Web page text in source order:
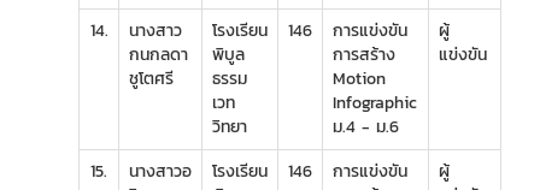
14.
นางสาว
กนกลดา
ชูโตศรี
โรงเรียน
พิบูล
ธรรม
เวท
วิทยา
146
การแข่งขัน
การสร้าง
Motion
Infographic
ม.4 - ม.6
ผู้
แข่งขัน
15.
นางสาวอ
โรงเรียน
146
การแข่งขัน
ผู้